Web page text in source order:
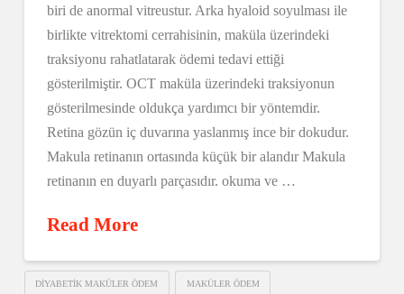
biri de anormal vitreustur. Arka hyaloid soyulması ile
birlikte vitrektomi cerrahisinin, maküla üzerindeki
traksiyonu rahatlatarak ödemi tedavi ettiği
gösterilmiştir. OCT maküla üzerindeki traksiyonun
gösterilmesinde oldukça yardımcı bir yöntemdir.
Retina gözün iç duvarına yaslanmış ince bir dokudur.
Makula retinanın ortasında küçük bir alandır Makula
retinanın en duyarlı parçasıdır. okuma ve …
Read More
DIYABETIK MAKÜLER ÖDEM MAKÜLER ÖDEM